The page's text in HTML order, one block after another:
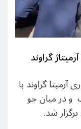
گراوند
خاکسپاری آرمیتا گراوند با
و در میان جو
شد.